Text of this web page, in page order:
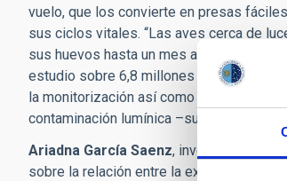
vuelo, que los convierte en presas
sus ciclos vitales. “Las aves cerca de
sus huevos hasta un mes antes, y les
estudio sobre 6,8 millones de pájaros
la monitorización así como idear
contaminación lumínica –subrayó- es una
Ariadna García Saenz, investigadora
sobre la relación entre la exposición a la